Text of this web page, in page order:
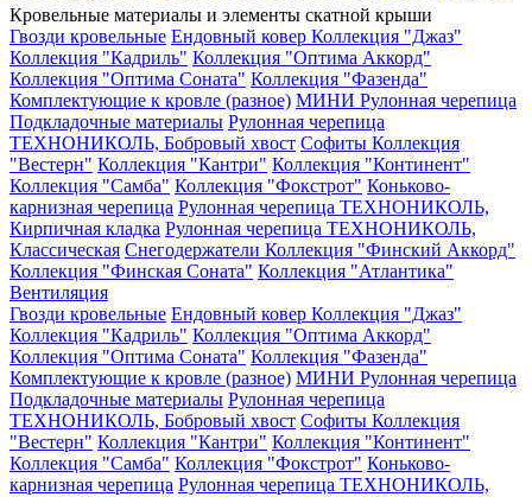
Кровельные материалы и элементы скатной крыши
Гвозди кровельные Ендовный ковер Коллекция "Джаз"
Коллекция "Кадриль" Коллекция "Оптима Аккорд"
Коллекция "Оптима Соната" Коллекция "Фазенда"
Комплектующие к кровле (разное) МИНИ Рулонная черепица
Подкладочные материалы Рулонная черепица
ТЕХНОНИКОЛЬ, Бобровый хвост Софиты Коллекция
"Вестерн" Коллекция "Кантри" Коллекция "Континент"
Коллекция "Самба" Коллекция "Фокстрот" Коньково-
карнизная черепица Рулонная черепица ТЕХНОНИКОЛЬ,
Кирпичная кладка Рулонная черепица ТЕХНОНИКОЛЬ,
Классическая Снегодержатели Коллекция "Финский Аккорд"
Коллекция "Финская Соната" Коллекция "Атлантика"
Вентиляция
Гвозди кровельные Ендовный ковер Коллекция "Джаз"
Коллекция "Кадриль" Коллекция "Оптима Аккорд"
Коллекция "Оптима Соната" Коллекция "Фазенда"
Комплектующие к кровле (разное) МИНИ Рулонная черепица
Подкладочные материалы Рулонная черепица
ТЕХНОНИКОЛЬ, Бобровый хвост Софиты Коллекция
"Вестерн" Коллекция "Кантри" Коллекция "Континент"
Коллекция "Самба" Коллекция "Фокстрот" Коньково-
карнизная черепица Рулонная черепица ТЕХНОНИКОЛЬ,